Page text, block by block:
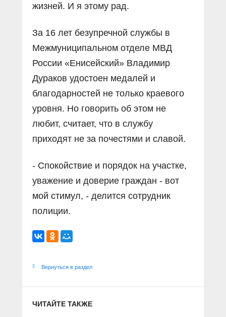
жизней. И я этому рад.
За 16 лет безупречной службы в
Межмуниципальном отделе МВД
России «Енисейский» Владимир
Дураков удостоен медалей и
благодарностей не только краевого
уровня. Но говорить об этом не
любит, считает, что в службу
приходят не за почестями и славой.
- Спокойствие и порядок на участке,
уважение и доверие граждан - вот
мой стимул, - делится сотрудник
полиции.
Вернуться в раздел
ЧИТАЙТЕ ТАКЖЕ